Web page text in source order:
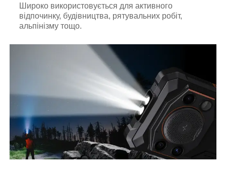
Широко використовується для активного
відпочинку, будівництва, рятувальних робіт,
альпінізму тощо.